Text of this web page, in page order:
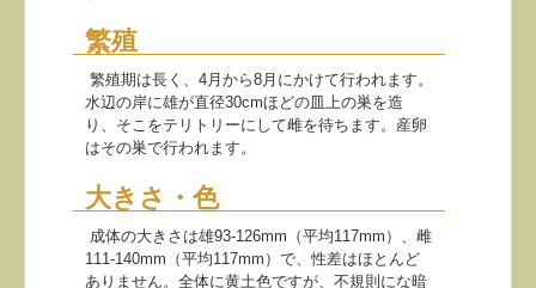
繁殖
繁殖期は長く、4月から8月にかけて行われます。
水辺の岸に雄が直径30cmほどの皿上の巣を造
り、そこをテリトリーにして雌を待ちます。産卵
はその巣で行われます。
大きさ・色
成体の大きさは雄93-126mm（平均117mm）、雌
111-140mm（平均117mm）で、性差はほとんど
ありません。全体に黄土色ですが、不規則にな暗